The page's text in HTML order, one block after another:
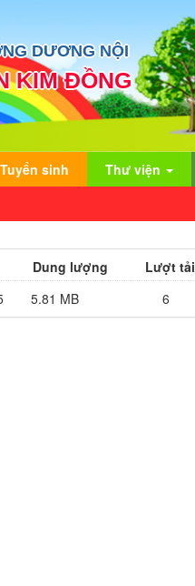
DƯƠNG NỘI
KIM ĐỒNG
Tuyển sinh Thư viện
Dung lượng
Lượt tải
5.81 MB 6